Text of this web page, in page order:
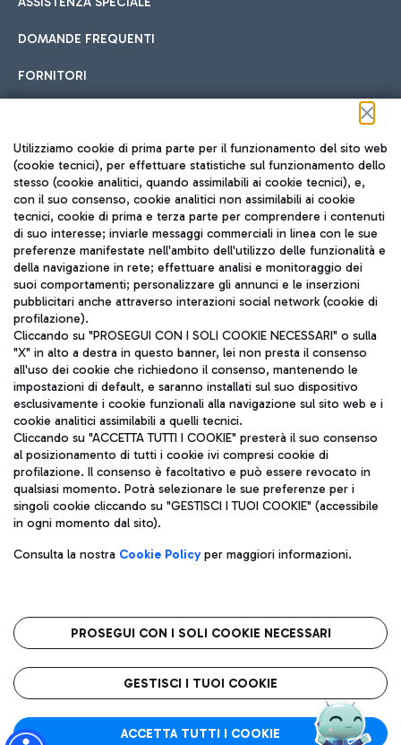
DOMANDE FREQUENTI
FORNITORI
Seguici sui social
TRAVEL JOURNAL
ITA
Aeroporti di Roma S.p.A. - Società soggetta a direzione e
coordinamento di Mundys S.p.A.
Codice fiscale e Registro delle Imprese di Roma 13032990155 P.
IVA 06572251004
Capitale sociale 62.224.743,00 int. vers.
Sede legale: Via Pier Paolo Racchetti 1 - 00054 Fiumicino (RM)
telefono +39 06 65951
Privacy policy
Note legali
Roma FCO
L'aeroporto stellato
Utilizziamo cookie di prima parte per il funzionamento del sito web
(cookie tecnici), per effettuare statistiche sul funzionamento dello
stesso (cookie analitici, quando assimilabili ai cookie tecnici), e,
con il suo consenso, cookie analitici non assimilabili ai cookie
tecnici, cookie di prima e terza parte per comprendere i contenuti
di suo interesse; inviarle messaggi commerciali in linea con le sue
preferenze manifestate nell'ambito dell'utilizzo delle funzionalità e
della navigazione in rete; effettuare analisi e monitoraggio dei
suoi comportamenti; personalizzare gli annunci e le inserzioni
pubblicitari anche attraverso interazioni social network (cookie di
profilazione).
Cliccando su "PROSEGUI CON I SOLI COOKIE NECESSARI" o sulla
"X" in alto a destra in questo banner, lei non presta il consenso
all'uso dei cookie che richiedono il consenso, mantenendo le
impostazioni di default, e saranno installati sul suo dispositivo
esclusivamente i cookie funzionali alla navigazione sul sito web e i
cookie analitici assimilabili a quelli tecnici.
Cliccando su "ACCETTA TUTTI I COOKIE" presterà il suo consenso
al posizionamento di tutti i cookie ivi compresi cookie di
profilazione. Il consenso è facoltativo e può essere revocato in
qualsiasi momento. Potrà selezionare le sue preferenze per i
singoli cookie cliccando su "GESTISCI I TUOI COOKIE" (accessibile
in ogni momento dal sito).
Consulta la nostra Cookie Policyper maggiori informazioni.
PROSEGUI CON I SOLI COOKIE NECESSARI
GESTISCI I TUOI COOKIE
ACCETTA TUTTI I COOKIE